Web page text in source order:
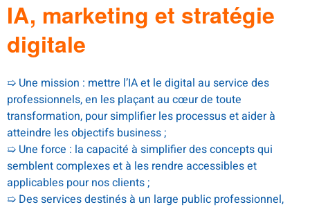
IA, marketing et stratégie
digitale
➯ Une mission : mettre l’IA et le digital au service des
professionnels, en les plaçant au cœur de toute
transformation, pour simplifier les processus et aider à
atteindre les objectifs business ;
➯ Une force : la capacité à simplifier des concepts qui
semblent complexes et à les rendre accessibles et
applicables pour nos clients ;
➯ Des services destinés à un large public professionnel,